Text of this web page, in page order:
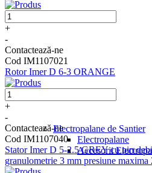
Electropalane de Santier
Electropalane
Accesorii
+
-
Contactează-ne
Cod IM1107021
Rotor Imer D 6-3 ORANGE
+
-
Contactează-ne
Cod IM1107040
Stator Imer D 5-2.5 GREY cu pin
granulometrie 3 mm presiune maxima